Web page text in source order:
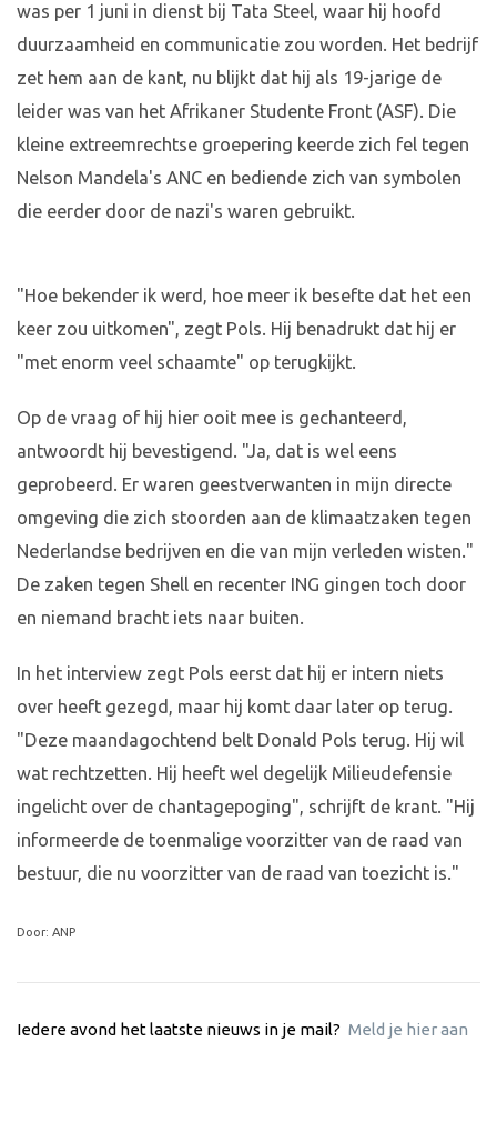
was per 1 juni in dienst bij Tata Steel, waar hij hoofd
duurzaamheid en communicatie zou worden. Het bedrijf
zet hem aan de kant, nu blijkt dat hij als 19-jarige de
leider was van het Afrikaner Studente Front (ASF). Die
kleine extreemrechtse groepering keerde zich fel tegen
Nelson Mandela's ANC en bediende zich van symbolen
die eerder door de nazi's waren gebruikt.
"Hoe bekender ik werd, hoe meer ik besefte dat het een
keer zou uitkomen", zegt Pols. Hij benadrukt dat hij er
"met enorm veel schaamte" op terugkijkt.
Op de vraag of hij hier ooit mee is gechanteerd,
antwoordt hij bevestigend. "Ja, dat is wel eens
geprobeerd. Er waren geestverwanten in mijn directe
omgeving die zich stoorden aan de klimaatzaken tegen
Nederlandse bedrijven en die van mijn verleden wisten."
De zaken tegen Shell en recenter ING gingen toch door
en niemand bracht iets naar buiten.
In het interview zegt Pols eerst dat hij er intern niets
over heeft gezegd, maar hij komt daar later op terug.
"Deze maandagochtend belt Donald Pols terug. Hij wil
wat rechtzetten. Hij heeft wel degelijk Milieudefensie
ingelicht over de chantagepoging", schrijft de krant. "Hij
informeerde de toenmalige voorzitter van de raad van
bestuur, die nu voorzitter van de raad van toezicht is."
Door: ANP
Iedere avond het laatste nieuws in je mail? Meld je hier aan